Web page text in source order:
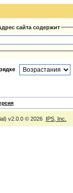
сайта содержит
v2.0.0 © 2026 IPS, Inc.